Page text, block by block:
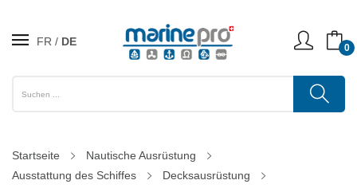
FR DE 0
Startseite
Nautische Ausrüstung
Ausstattung des Schiffes
Decksausrüstung